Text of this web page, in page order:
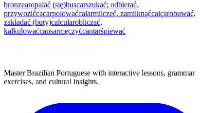
bronzearopalać (się)buscarszukać; odbierać,
przywozićcaçarpolowaćcalarmilczeć, zamilknąćcalçarobuwać,
zakładać (buty)calcularobliczać,
kalkulowaćcansarmęczyćcantarśpiewać
Master Brazilian Portuguese with interactive lessons, grammar
exercises, and cultural insights.